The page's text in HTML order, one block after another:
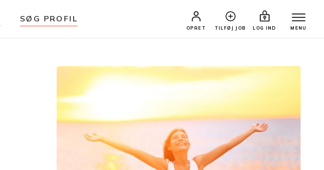
SØG PROFIL
OPRET TILFØJ JOB LOG IND MENU